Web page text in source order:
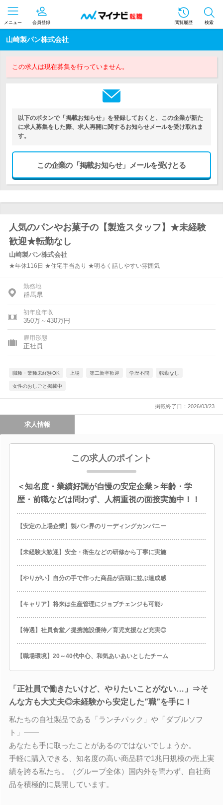
メニュー 会員登録 閲覧履歴 検索
山崎製パン株式会社
この求人は現在募集を行っていません。
以下のボタンで「掲載お知らせ」を登録しておくと、この企業が新た
に求人募集をした際、求人再開に関するお知らせメールを受け取れま
す。
この企業の「掲載お知らせ」メールを受けとる
人気のパンやお菓子の【製造スタッフ】★未経験
歓迎★転勤なし
山崎製パン株式会社
★年休116日 ★住宅手当あり ★明るく話しやすい雰囲気
勤務地
群馬県
初年度年収
350万～430万円
雇用形態
正社員
職種・業種未経験OK 上場 第二新卒歓迎 学歴不問 転勤なし
女性のおしごと掲載中
掲載終了日：2026/03/23
求人情報
この求人のポイント
＜知名度・業績好調が自慢の安定企業＞年齢・学
歴・前職などは問わず、人柄重視の面接実施中！！
【安定の上場企業】製パン界のリーディングカンパニー
【未経験大歓迎】安全・衛生などの研修から丁寧に実施
【やりがい】自分の手で作った商品が店頭に並ぶ達成感
【キャリア】将来は生産管理にジョブチェンジも可能♪
【待遇】社員食堂／提携施設優待／育児支援など充実◎
【職場環境】20～40代中心、和気あいあいとしたチーム
「正社員で働きたいけど、やりたいことがない…」⇒そ
んな方も大丈夫◎未経験から安定した”職”を手に！
私たちの自社製品である「ランチパック」や「ダブルソフ
ト」――
あなたも手に取ったことがあるのではないでしょうか。
手軽に購入できる、知名度の高い商品群で1兆円規模の売上実
績を誇る私たち。（グループ全体）国内外を問わず、自社商
品を積極的に展開しています。